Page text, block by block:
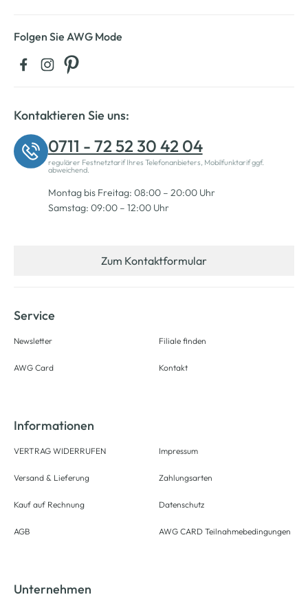
Folgen Sie AWG Mode
Kontaktieren Sie uns:
0711 - 72 52 30 42 04
regulärer Festnetztarif Ihres Telefonanbieters, Mobilfunktarif ggf.
abweichend.
Montag bis Freitag: 08:00 – 20:00 Uhr
Samstag: 09:00 – 12:00 Uhr
Zum Kontaktformular
Service
Newsletter
AWG Card
Filiale finden
Kontakt
Informationen
VERTRAG WIDERRUFEN
Versand & Lieferung
Kauf auf Rechnung
AGB
Impressum
Zahlungsarten
Datenschutz
AWG CARD Teilnahmebedingungen
Unternehmen